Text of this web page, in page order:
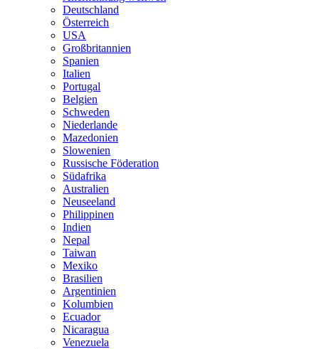
Deutschland
Österreich
USA
Großbritannien
Spanien
Italien
Portugal
Belgien
Schweden
Niederlande
Mazedonien
Slowenien
Russische Föderation
Südafrika
Australien
Neuseeland
Philippinen
Indien
Nepal
Taiwan
Mexiko
Brasilien
Argentinien
Kolumbien
Ecuador
Nicaragua
Venezuela